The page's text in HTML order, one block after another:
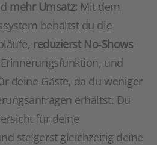
mehr Umsatz: Mit dem
behältst du die
reduzierst No-Shows
und
deine Gäste, da du weniger
erhältst. Du
für deine
steigerst gleichzeitig deine